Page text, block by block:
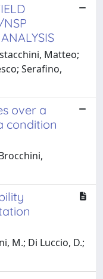
NSP
Matteo;
Serafino,
over a
condition
M.; Di Luccio, D.;